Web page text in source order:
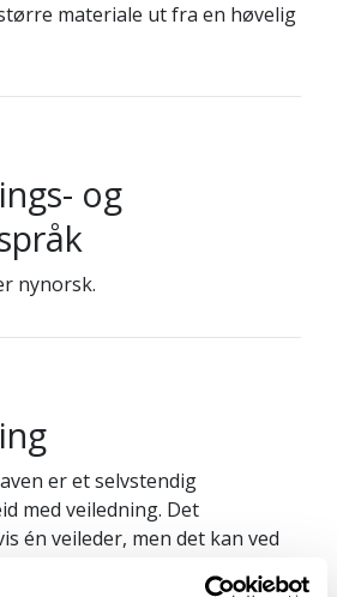
materiale ut fra en høvelig
og
nynorsk.
er et selvstendig
med veiledning. Det
én veileder, men det kan ved